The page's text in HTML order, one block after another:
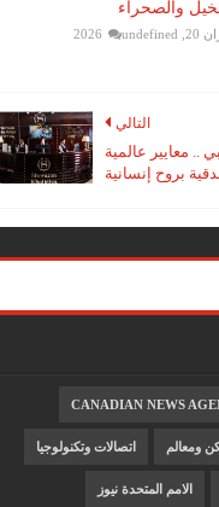
والصحراء
2026
undefined
التالي
.. معايير عالمية
بروح إنسانية
CANADIAN NEWS
ومعالم اتصالات وتكنولوجيا
الامم المتحدة نيوز